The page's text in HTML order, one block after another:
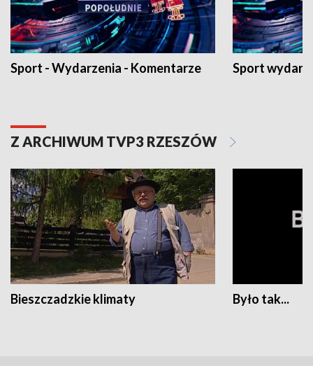
Sport - Wydarzenia - Komentarze Sport
Z ARCHIWUM TVP3 RZESZÓW
Bieszczadzkie klimaty Było tak...